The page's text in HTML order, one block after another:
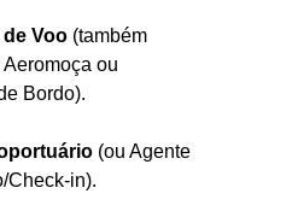
Voo (também
ou
Bordo).
(ou Agente
Check-in).